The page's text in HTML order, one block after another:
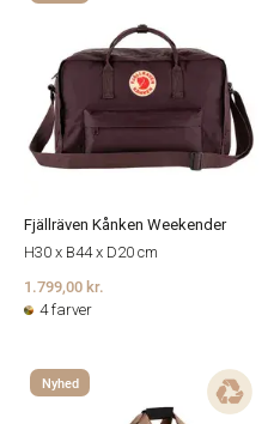
Fjällräven Kånken Weekender
H30 x B44 x D20 cm
1.799,00 kr.
4 farver
Nyhed